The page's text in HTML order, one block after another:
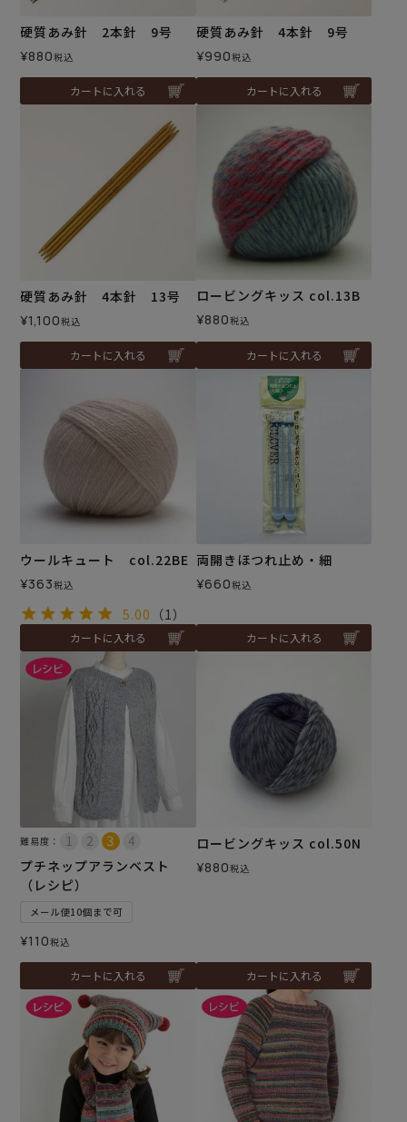
硬質あみ針 2本針 9号
¥880税込
カートに入れる
硬質あみ針 4本針 9号
¥990税込
カートに入れる
硬質あみ針 4本針 13号
¥1,100税込
カートに入れる
ロービングキッス col.13B
¥880税込
カートに入れる
ウールキュート col.22BE
¥363税込
5.00 （1）
カートに入れる
両開きほつれ止め・細
¥660税込
カートに入れる
難易度：
プチネップアランベスト
（レシピ）
メール便10個まで可
¥110税込
カートに入れる
ロービングキッス col.50N
¥880税込
カートに入れる